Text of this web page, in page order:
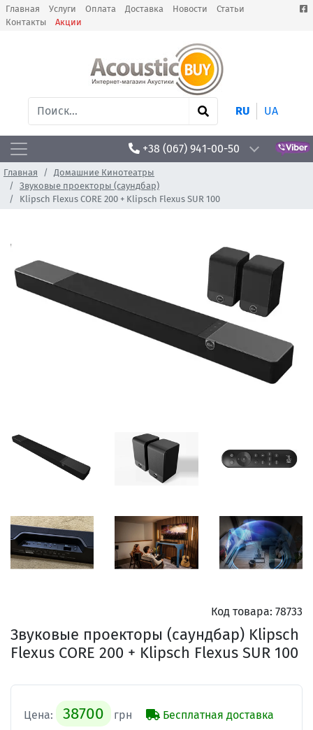
Главная Услуги Оплата Доставка Новости
Статьи
Контакты
Акции
RU UA
+38 (067) 941-00-50
Главная
Домашние Кинотеатры
Звуковые проекторы (саундбар)
Klipsch Flexus CORE 200 + Klipsch Flexus SUR 100
Код товара: 78733
Звуковые проекторы (саундбар) Klipsch
Flexus CORE 200 + Klipsch Flexus SUR 100
Цена: 38700 грн Бесплатная доставка